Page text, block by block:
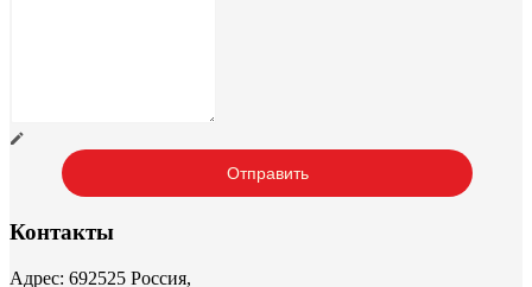
Контакты
Адрес: 692525 Россия,